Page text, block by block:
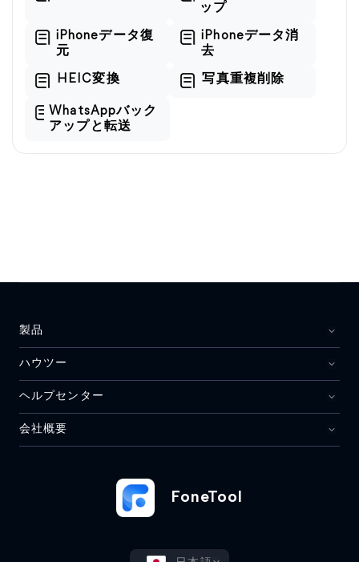
ップ
iPhoneデータ復
元
iPhoneデータ消
去
HEIC変換 写真重複削除
WhatsAppバック
アップと転送
FoneTool
製品
ハウツー
ヘルプセンター
会社概要